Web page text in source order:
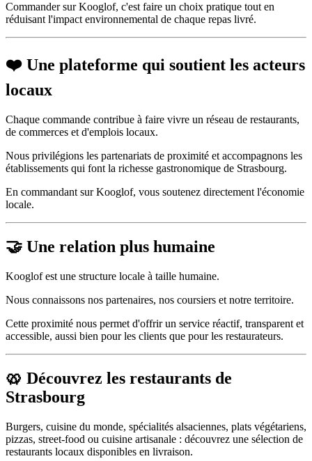
Commander sur Kooglof, c'est faire un choix pratique tout en
réduisant l'impact environnemental de chaque repas livré.
❤️ Une plateforme qui soutient les acteurs
locaux
Chaque commande contribue à faire vivre un réseau de restaurants,
de commerces et d'emplois locaux.
Nous privilégions les partenariats de proximité et accompagnons les
établissements qui font la richesse gastronomique de Strasbourg.
En commandant sur Kooglof, vous soutenez directement l'économie
locale.
🤝 Une relation plus humaine
Kooglof est une structure locale à taille humaine.
Nous connaissons nos partenaires, nos coursiers et notre territoire.
Cette proximité nous permet d'offrir un service réactif, transparent et
accessible, aussi bien pour les clients que pour les restaurateurs.
🥨 Découvrez les restaurants de
Strasbourg
Burgers, cuisine du monde, spécialités alsaciennes, plats végétariens,
pizzas, street-food ou cuisine artisanale : découvrez une sélection de
restaurants locaux disponibles en livraison.